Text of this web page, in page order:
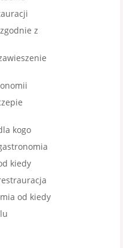
z
kogo
kiedy
od kiedy